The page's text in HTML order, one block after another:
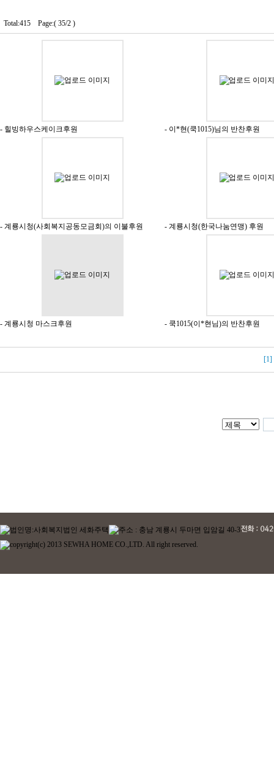
Total:415 Page:( 35/2 )
- 힐빙하우스케이크후원 - 이*현(쿡1015)님의 반찬후원
- 계룡시청(사회복지공동모금회)의 이불후원 - 계룡시청(한국나눔연맹) 후원
- 계룡시청 마스크후원 - 쿡1015(이*현님)의 반찬후원
[1]